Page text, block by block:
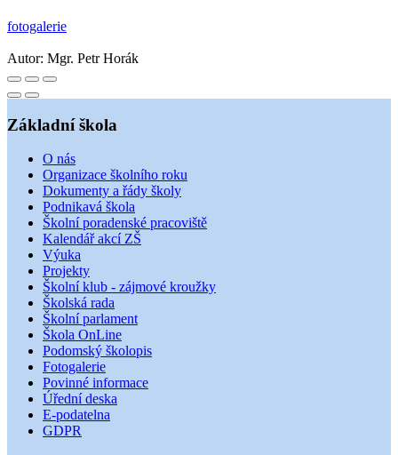
fotogalerie
Autor: Mgr. Petr Horák
Základní škola
O nás
Organizace školního roku
Dokumenty a řády školy
Podnikavá škola
Školní poradenské pracoviště
Kalendář akcí ZŠ
Výuka
Projekty
Školní klub - zájmové kroužky
Školská rada
Školní parlament
Škola OnLine
Podomský školopis
Fotogalerie
Povinné informace
Úřední deska
E-podatelna
GDPR